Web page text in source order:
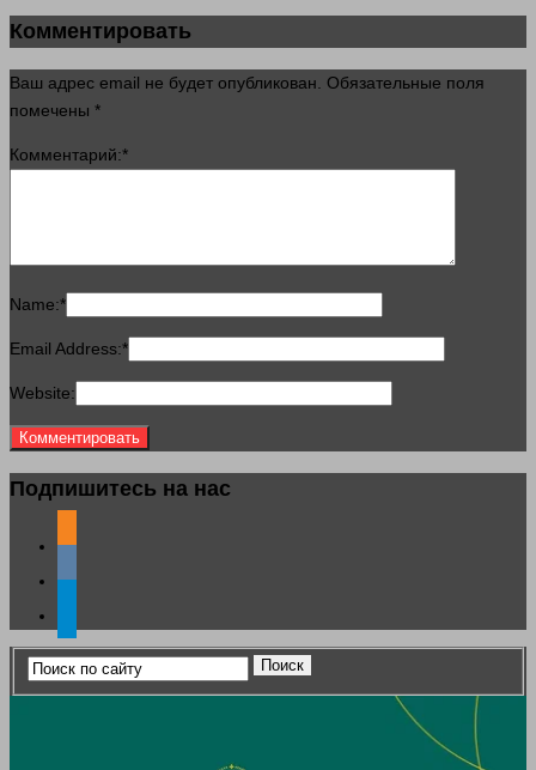
Комментировать
Ваш адрес email не будет опубликован. Обязательные поля
помечены *
Комментарий:*
Name:*
Email Address:*
Website:
Подпишитесь на нас